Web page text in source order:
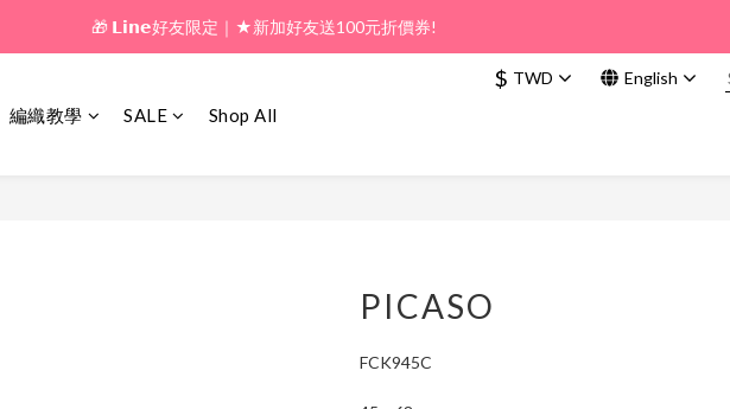
🎁 新好友購物金｜★加入新會員領券送100元!
🎁 𝗟𝗶𝗻𝗲好友限定｜★新加好友送100元折價券!
$ TWD English
編織教學 SALE Shop All
PICASO
FCK945C